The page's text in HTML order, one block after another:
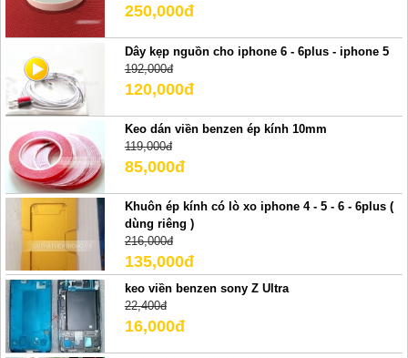
250,000đ
Dây kẹp nguồn cho iphone 6 - 6plus - iphone 5
192,000đ
120,000đ
Keo dán viền benzen ép kính 10mm
119,000đ
85,000đ
Khuôn ép kính có lò xo iphone 4 - 5 - 6 - 6plus (
dùng riêng )
216,000đ
135,000đ
keo viền benzen sony Z Ultra
22,400đ
16,000đ